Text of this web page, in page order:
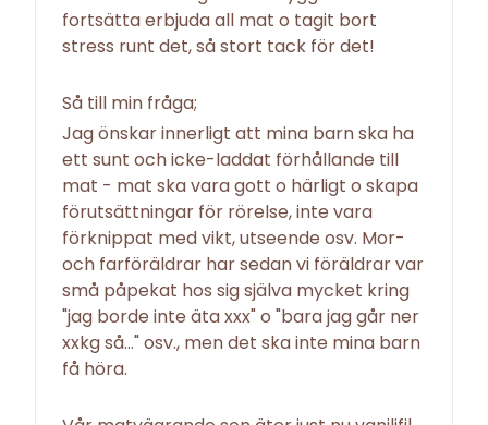
fortsätta erbjuda all mat o tagit bort
stress runt det, så stort tack för det!
Så till min fråga;
Jag önskar innerligt att mina barn ska ha
ett sunt och icke-laddat förhållande till
mat - mat ska vara gott o härligt o skapa
förutsättningar för rörelse, inte vara
förknippat med vikt, utseende osv. Mor-
och farföräldrar har sedan vi föräldrar var
små påpekat hos sig själva mycket kring
"jag borde inte äta xxx" o "bara jag går ner
xxkg så..." osv., men det ska inte mina barn
få höra.